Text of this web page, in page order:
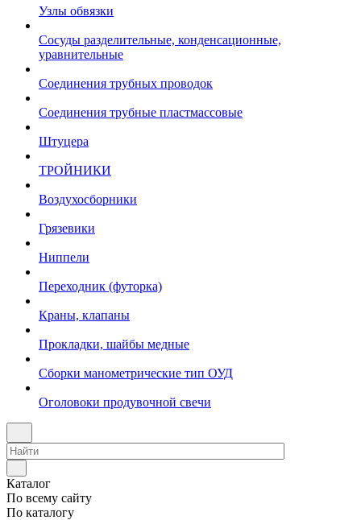
Узлы обвязки
Сосуды разделительные, конденсационные,
уравнительные
Соединения трубных проводок
Соединения трубные пластмассовые
Штуцера
ТРОЙНИКИ
Воздухосборники
Грязевики
Ниппели
Переходник (футорка)
Краны, клапаны
Прокладки, шайбы медные
Сборки манометрические тип ОУД
Оголовоки продувочной свечи
Каталог
По всему сайту
По каталогу